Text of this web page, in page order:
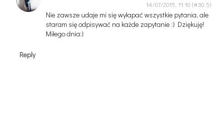
14/07/2015, 11:10
Nie zawsze udaje mi się wyłapać wszystkie pytania, ale
staram się odpisywać na każde zapytanie :) Dziękuję!
Miłego dnia:)
Reply